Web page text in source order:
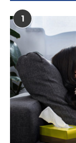
1